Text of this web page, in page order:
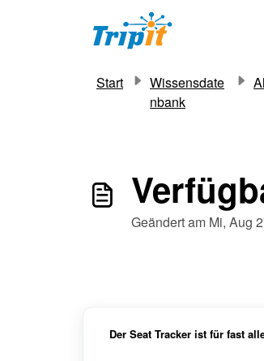
Zum hauptsächlichen Inhalt
Start
Wissensdate
nbank
Geändert am Mi, Aug
Der Seat Tracker ist für fast